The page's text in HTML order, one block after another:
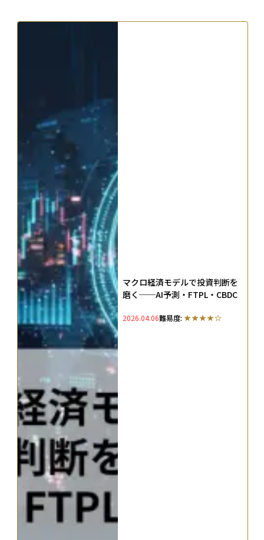
マクロ経済モデルで投資判断を
磨く──AI予測・FTPL・CBDC
2026.04.06難易度: